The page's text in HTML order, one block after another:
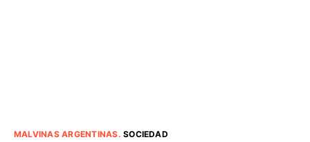
MALVINAS ARGENTINAS.SOCIEDAD